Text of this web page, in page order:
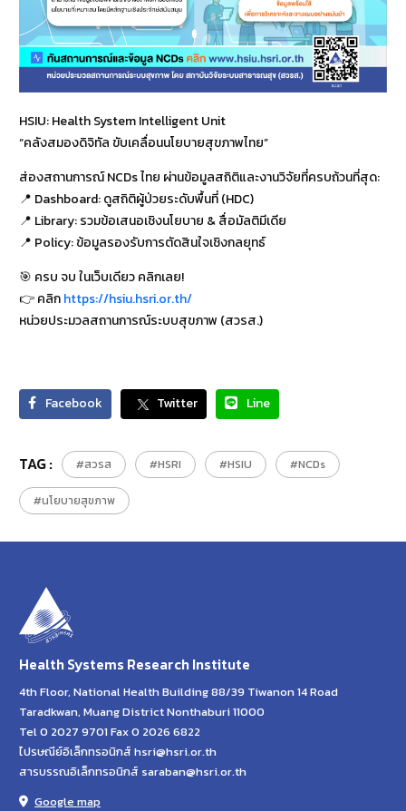
HSIU: Health System Intelligent Unit
“คลังสมองดิจิทัล ขับเคลื่อนนโยบายสุขภาพไทย”
ส่องสถานการณ์ NCDs ไทย ผ่านข้อมูลสถิติและงานวิจัยที่ครบถ้วนที่สุด:
📍 Dashboard: ดูสถิติผู้ป่วยระดับพื้นที่ (HDC)
📍 Library: รวมข้อเสนอเชิงนโยบาย & สื่อมัลติมีเดีย
📍 Policy: ข้อมูลรองรับการตัดสินใจเชิงกลยุทธ์
🎯 ครบ จบ ในเว็บเดียว คลิกเลย!
👉 คลิกhttps://hsiu.hsri.or.th/
หน่วยประมวลสถานการณ์ระบบสุขภาพ (สวรส.)
Facebook Twitter Line
TAG : #สวรส #HSRI #HSIU #NCDs
#นโยบายสุขภาพ
Health Systems Research Institute
4th Floor, National Health Building 88/39 Tiwanon 14 Road
Taradkwan, Muang District Nonthaburi 11000
Tel 0 2027 9701 Fax 0 2026 6822
ไปรษณีย์อิเล็กทรอนิกส์ hsri@hsri.or.th
สารบรรณอิเล็กทรอนิกส์ saraban@hsri.or.th
Google map